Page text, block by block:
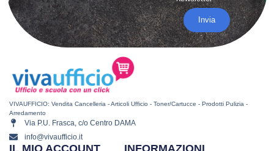
Invia
VIVAUFFICIO: Vendita Cancelleria - Articoli Ufficio - Toner/Cartucce - Prodotti Pulizia -
Arredamento
Via P.U. Frasca, c/o Centro DAMA
info@vivaufficio.it